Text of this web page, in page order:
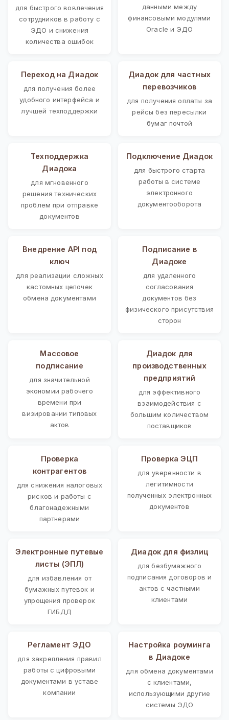
для быстрого вовлечения
сотрудников в работу с
ЭДО и снижения
количества ошибок
данными между
финансовыми модулями
Oracle и ЭДО
Переход на Диадок
для получения более
удобного интерфейса и
лучшей техподдержки
Диадок для частных
перевозчиков
для получения оплаты за
рейсы без пересылки
бумаг почтой
Техподдержка
Диадока
для мгновенного
решения технических
проблем при отправке
документов
Подключение Диадок
для быстрого старта
работы в системе
электронного
документооборота
Внедрение API под
ключ
для реализации сложных
кастомных цепочек
обмена документами
Подписание в
Диадоке
для удаленного
согласования
документов без
физического присутствия
сторон
Массовое
подписание
для значительной
экономии рабочего
времени при
визировании типовых
актов
Диадок для
производственных
предприятий
для эффективного
взаимодействия с
большим количеством
поставщиков
Проверка
контрагентов
для снижения налоговых
рисков и работы с
благонадежными
партнерами
Проверка ЭЦП
для уверенности в
легитимности
полученных электронных
документов
Электронные путевые
листы (ЭПЛ)
для избавления от
бумажных путевок и
упрощения проверок
ГИБДД
Диадок для физлиц
для безбумажного
подписания договоров и
актов с частными
клиентами
Регламент ЭДО
для закрепления правил
работы с цифровыми
документами в уставе
компании
Настройка роуминга
в Диадоке
для обмена документами
с клиентами,
использующими другие
системы ЭДО